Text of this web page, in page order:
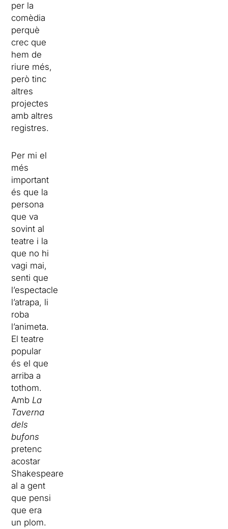
per la
comèdia
perquè
crec que
hem de
riure més,
però tinc
altres
projectes
amb altres
registres.
Per mi el
més
important
és que la
persona
que va
sovint al
teatre i la
que no hi
vagi mai,
senti que
l’espectacle
l’atrapa, li
roba
l’animeta.
El teatre
popular
és el que
arriba a
tothom.
AmbLa
Taverna
dels
bufons
pretenc
acostar
Shakespeare
al a gent
que pensi
que era
un plom.